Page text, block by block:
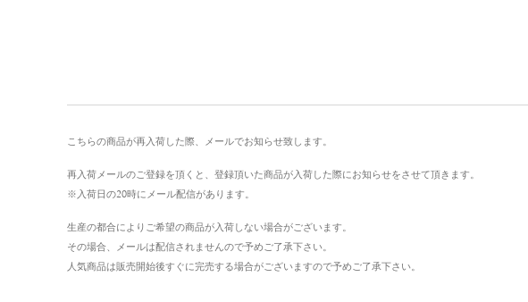
こちらの商品が再入荷した際、メールでお知らせ致します。
再入荷メールのご登録を頂くと、登録頂いた商品が入荷した際にお知らせをさせて頂きます。
※入荷日の20時にメール配信があります。
生産の都合によりご希望の商品が入荷しない場合がございます。
その場合、メールは配信されませんので予めご了承下さい。
人気商品は販売開始後すぐに完売する場合がございますので予めご了承下さい。